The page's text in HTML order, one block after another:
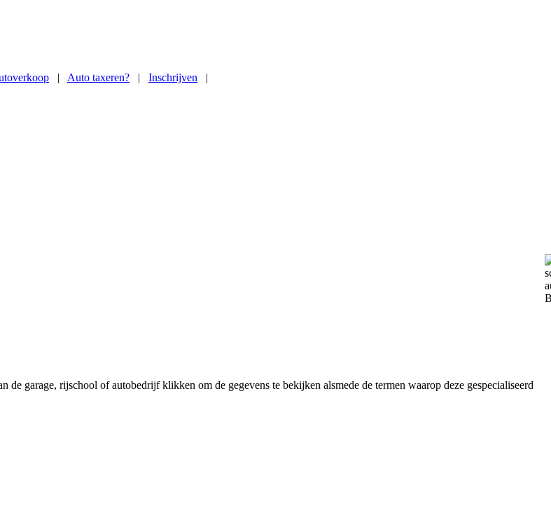
| Auto taxeren? | Inschrijven |
de garage, rijschool of autobedrijf klikken om de gegevens te bekijken alsmede de termen waarop deze gespecialiseerd